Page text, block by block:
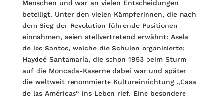
Menschen und war an vielen Entscheidungen
beteiligt. Unter den vielen Kämpferinnen, die nach
dem Sieg der Revolution führende Positionen
einnahmen, seien stellvertretend erwähnt: Asela
de los Santos, welche die Schulen organisierte;
Haydeé Santamaría, die schon 1953 beim Sturm
auf die Moncada-Kaserne dabei war und später
die weltweit renommierte Kultureinrichtung „Casa
de las Américas“ ins Leben rief. Eine besondere